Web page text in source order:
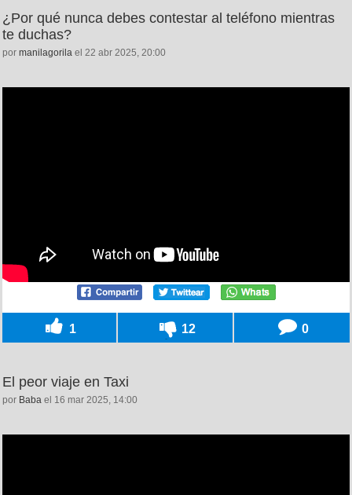
¿Por qué nunca debes contestar al teléfono mientras
te duchas?
por manilagorila el 22 abr 2025, 20:00
1 12 0
El peor viaje en Taxi
por Baba el 16 mar 2025, 14:00